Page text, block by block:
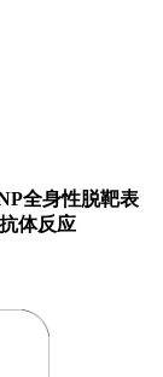
全身性脱靶表
体反应